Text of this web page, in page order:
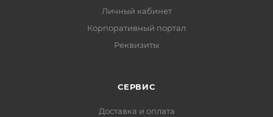
Личный кабинет
Корпоративный портал
Реквизиты
СЕРВИС
Доставка и оплата